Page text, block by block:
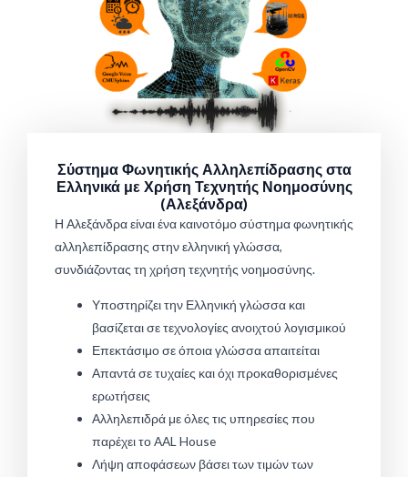
Σύστημα Φωνητικής Αλληλεπίδρασης στα
Ελληνικά με Χρήση Τεχνητής Νοημοσύνης
(Αλεξάνδρα)
Η Αλεξάνδρα είναι ένα καινοτόμο σύστημα φωνητικής
αλληλεπίδρασης στην ελληνική γλώσσα,
συνδιάζοντας τη χρήση τεχνητής νοημοσύνης.
Υποστηρίζει την Ελληνική γλώσσα και
βασίζεται σε τεχνολογίες ανοιχτού λογισμικού
Επεκτάσιμο σε όποια γλώσσα απαιτείται
Απαντά σε τυχαίες και όχι προκαθορισμένες
ερωτήσεις
Αλληλεπιδρά με όλες τις υπηρεσίες που
παρέχει το AAL House
Λήψη αποφάσεων βάσει των τιμών των